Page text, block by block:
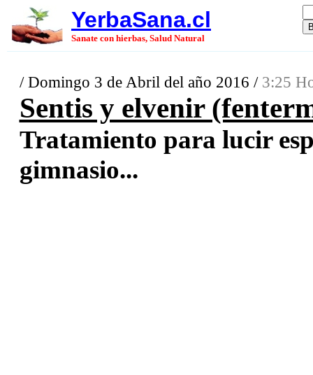
YerbaSana.cl
Sanate con hierbas, Salud Natural
/ Domingo 3 de Abril del año 2016 / 3:25
Sentis y elvenir
Tratamiento para lucir
gimnasio...